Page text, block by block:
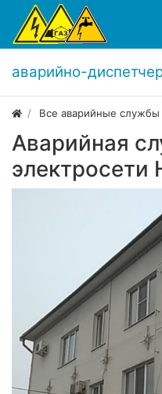
аварийно-
Все аварийные службы
Аварийная
электросети